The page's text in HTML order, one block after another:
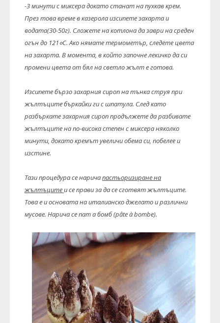
-3 минути с миксера докато станат на пухкав крем.
През това време в казерола изсипете захарта и
водата(30-50г). Сложете на котлона да заври на среден
огън до 121०С. Ако нямате термометър, следете цвета
на захарта. В момента, в който започне лекичко да си
промени цвета от бял на светло жълт е готова.
Изсипете бързо захарния сироп на тънка струя при
жълтъците бъркайки ги с шпатула. След като
разбъркате захарния сироп продължете да разбивате
жълтъците на по-висока степен с миксера няколко
минути, докато кремът увеличи обема си, побелее и
изстине.
Тази процедура се наричапастьоризиране на
жълтъцитеи се прави за да се сготвят жълтъците.
Това е и основата на италианско джелато и различни
мусове. Нарича се пат а бомб (pâte à bombe).